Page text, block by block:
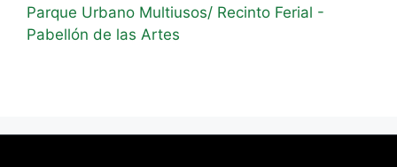
Parque Urbano Multiusos/ Recinto Ferial -
Pabellón de las Artes